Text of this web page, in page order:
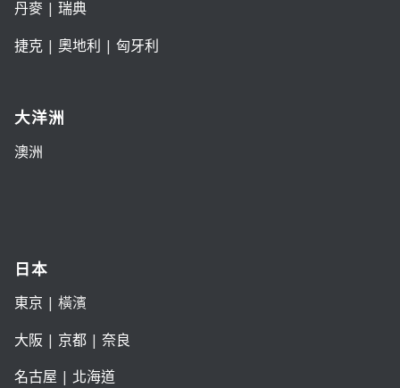
丹麥| 瑞典
捷克| 奧地利 | 匈牙利
大洋洲
澳洲
日本
東京 | 橫濱
大阪 | 京都| 奈良
名古屋 | 北海道